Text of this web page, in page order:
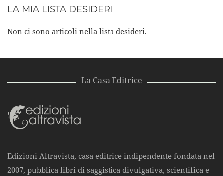
LA MIA LISTA DESIDERI
Non ci sono articoli nella lista desideri.
La Casa Editrice
Edizioni Altravista, casa editrice indipendente fondata nel
2007, pubblica libri di saggistica divulgativa, scientifica e